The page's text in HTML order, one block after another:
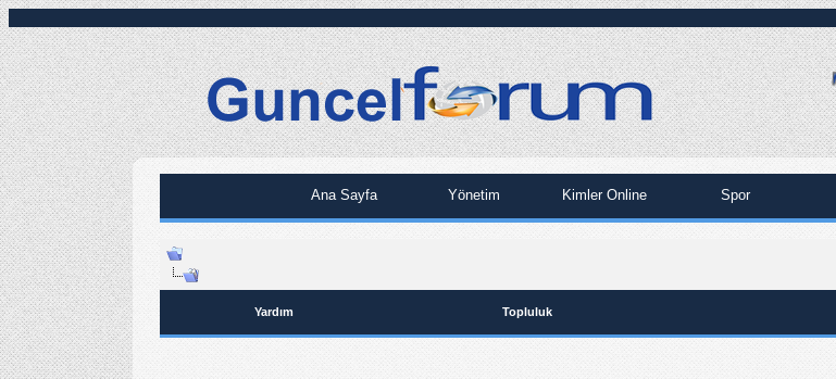
Ana Sayfa Yönetim Kimler Online Spor
Yardım Topluluk